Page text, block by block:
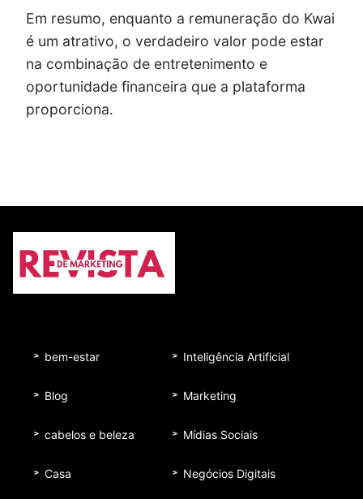
Em resumo, enquanto a remuneração do Kwai
é um atrativo, o verdadeiro valor pode estar
na combinação de entretenimento e
oportunidade financeira que a plataforma
proporciona.
bem-estar
Blog
cabelos e beleza
Casa
Inteligência Artificial
Marketing
Mídias Sociais
Negócios Digitais